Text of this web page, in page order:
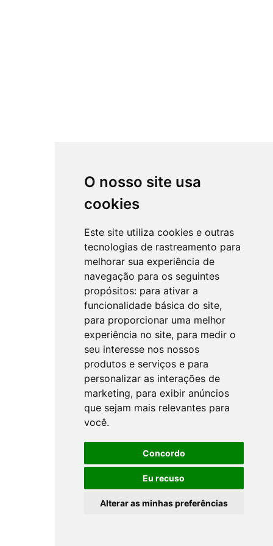
O nosso site usa
cookies
Este site utiliza cookies e outras
tecnologias de rastreamento para
melhorar sua experiência de
navegação para os seguintes
propósitos: para ativar a
funcionalidade básica do site,
para proporcionar uma melhor
experiência no site, para medir o
seu interesse nos nossos
produtos e serviços e para
personalizar as interações de
marketing, para exibir anúncios
que sejam mais relevantes para
você.
Concordo
Eu recuso
Alterar as minhas preferências